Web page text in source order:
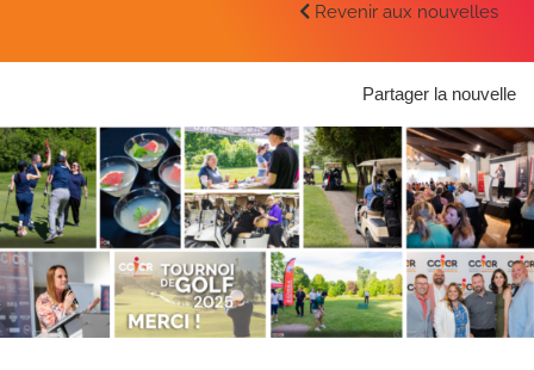
Revenir aux nouvelles
Partager la nouvelle